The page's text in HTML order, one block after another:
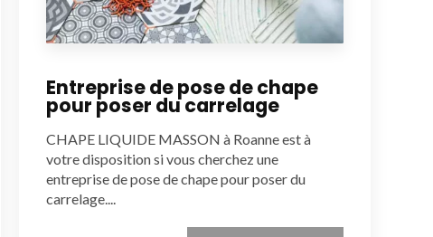
Entreprise de pose de chape
pour poser du carrelage
CHAPE LIQUIDE MASSON à Roanne est à
votre disposition si vous cherchez une
entreprise de pose de chape pour poser du
carrelage....